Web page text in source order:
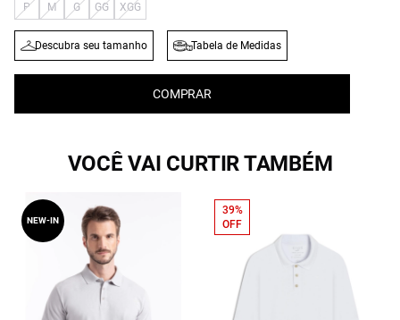
P M G GG XGG
Descubra seu tamanho Tabela de Medidas
COMPRAR
VOCÊ VAI CURTIR TAMBÉM
NEW-IN
39%
OFF